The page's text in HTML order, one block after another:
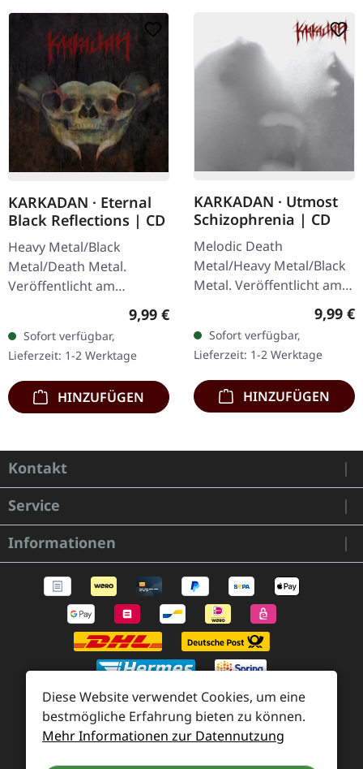
KARKADAN · Eternal
Black Reflections | CD
Heavy Metal/Black
Metal/Death Metal.
Veröffentlicht am
19.01.2002, auf Supreme
Chaos Records. CD im
Jewelcase. Neuauflage mit
neuem Artwork,…
Regulärer Preis:
9,99 €
Sofort verfügbar,
Lieferzeit: 1-2 Werktage
HINZUFÜGEN
KARKADAN · Utmost
Schizophrenia | CD
Melodic Death
Metal/Heavy Metal/Black
Metal. Veröffentlicht am
08.03.2004, auf Supreme
Chaos Records. CD im
Jewelcase mit 16-seitigem
Booklet.…
9,99 €
Sofort verfügbar,
Lieferzeit: 1-2 Werktage
HINZUFÜGEN
Kontakt
Service
Informationen
Zahlung und Versand
Diese Website verwendet Cookies, um eine
bestmögliche Erfahrung bieten zu können.
Mehr Informationen zur Datennutzung